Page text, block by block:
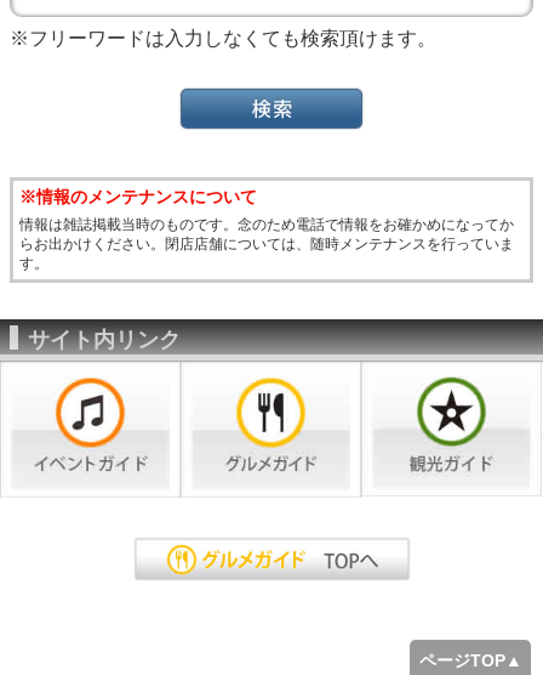
※フリーワードは入力しなくても検索頂けます。
※情報のメンテナンスについて
情報は雑誌掲載当時のものです。念のため電話で情報をお確かめになってか
らお出かけください。閉店店舗については、随時メンテナンスを行っていま
す。
サイト内リンク
ページTOP▲